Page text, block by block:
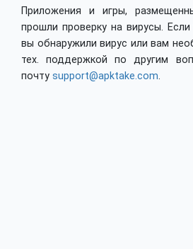
Приложения и игры,
прошли проверку на вирусы.
вы обнаружили вирус или вам
тех. поддержкой по другим
почту support@apktake.com.